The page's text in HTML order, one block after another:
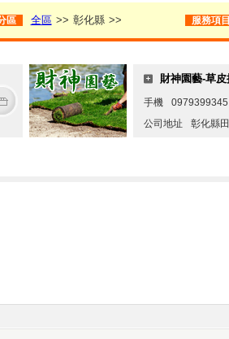
區 全區 >> 彰化縣 >> 服務項目
手機 0979399345
公司地址
彰化縣